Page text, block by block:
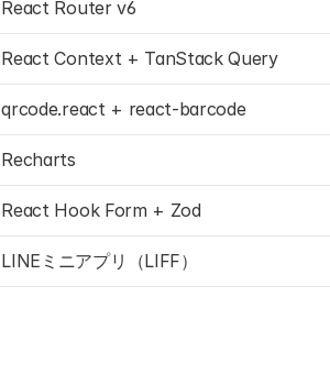
React Router v6
React Context + TanStack Query
qrcode.react + react-barcode
Recharts
React Hook Form + Zod
LINEミニアプリ（LIFF）